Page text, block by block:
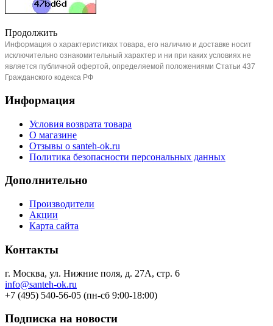
Продолжить
Информация о характеристиках товара, его наличию и доставке носит
исключительно ознакомительный характер и ни при каких условиях не
является публичной офертой, определяемой положениями Статьи 437
Гражданского кодекса РФ
Информация
Условия возврата товара
О магазине
Отзывы о santeh-ok.ru
Политика безопасности персональных данных
Дополнительно
Производители
Акции
Карта сайта
Контакты
г. Москва, ул. Нижние поля, д. 27А, стр. 6
info@santeh-ok.ru
+7 (495) 540-56-05 (пн-сб 9:00-18:00)
Подписка на новости